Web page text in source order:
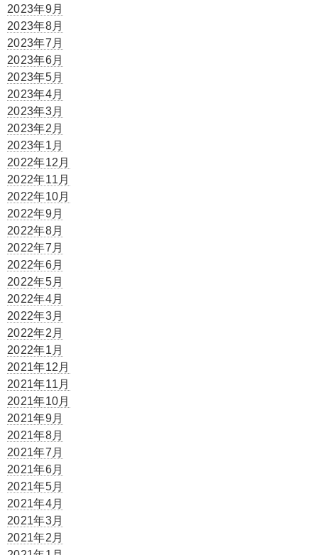
2023年9月
2023年8月
2023年7月
2023年6月
2023年5月
2023年4月
2023年3月
2023年2月
2023年1月
2022年12月
2022年11月
2022年10月
2022年9月
2022年8月
2022年7月
2022年6月
2022年5月
2022年4月
2022年3月
2022年2月
2022年1月
2021年12月
2021年11月
2021年10月
2021年9月
2021年8月
2021年7月
2021年6月
2021年5月
2021年4月
2021年3月
2021年2月